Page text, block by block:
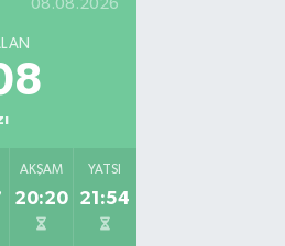
08.08.2026
AKŞAM
20:20
YATSI
21:54